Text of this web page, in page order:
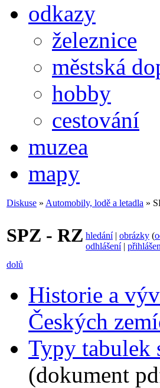
odkazy
železnice
městská
hobby
cestování
muzea
mapy
Diskuse » Automobily, lodě a letadla »
SPZ - RZ
dolů
hledání| obrázky (
odhlášení|
Historie a
Českých
Typy tabulek
(dokument